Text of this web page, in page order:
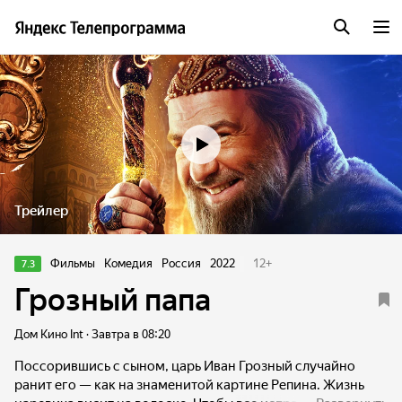
Трейлер
7.3 Фильмы Комедия Россия 2022 12+
Грозный папа
Дом Кино Int · Завтра в 08:20
Поссорившись с сыном, царь Иван Грозный случайно
ранит его — как на знаменитой картине Репина. Жизнь